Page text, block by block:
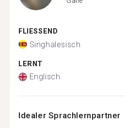
FLIESSEND
Singhalesisch
LERNT
Englisch
Idealer Sprachlernpartner